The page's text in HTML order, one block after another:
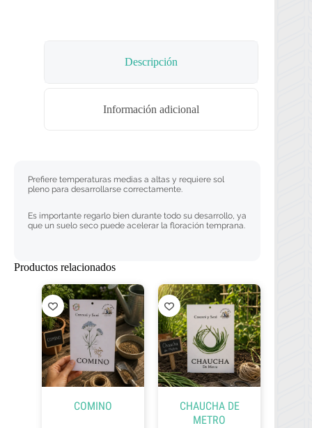
Descripción
Información adicional
Prefiere temperaturas medias a altas y requiere sol
pleno para desarrollarse correctamente.
Es importante regarlo bien durante todo su desarrollo, ya
que un suelo seco puede acelerar la floración temprana.
Productos relacionados
COMINO
CHAUCHA DE
METRO